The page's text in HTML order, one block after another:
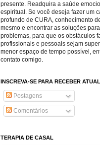
presente. Readquira a saúde
espiritual. Se você deseja fazer um
profundo de CURA, conhecimento
mesmo e encontrar as soluções
problemas, para que os obstáculos
profissionais e pessoais sejam
menor espaço de tempo possível,
contato comigo.
INSCREVA-SE PARA RECEBER
Postagens
Comentários
TERAPIA DE CASAL